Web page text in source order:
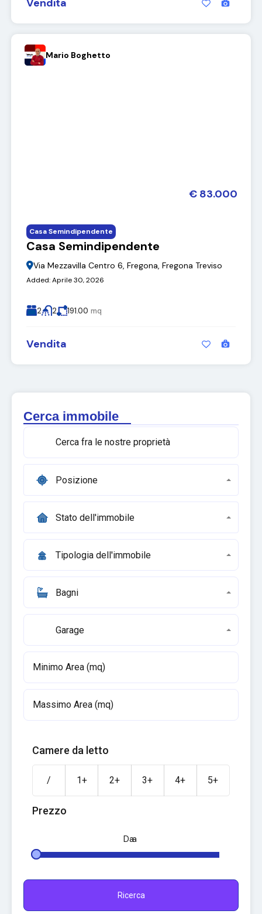
Mario Boghetto
€ 83.000
Casa Semindipendente
Via Mezzavilla Centro 6, Fregona, Fregona Treviso
Added:Aprile 30, 2026
Casa Semindipendente
2 2 191.00 mq
Vendita
Cerca immobile
Posizione
Stato dell'immobile
Tipologia dell'immobile
Bagni
Garage
Camere da letto
/ 1+ 2+ 3+ 4+ 5+
Prezzo
Da
a
Ricerca